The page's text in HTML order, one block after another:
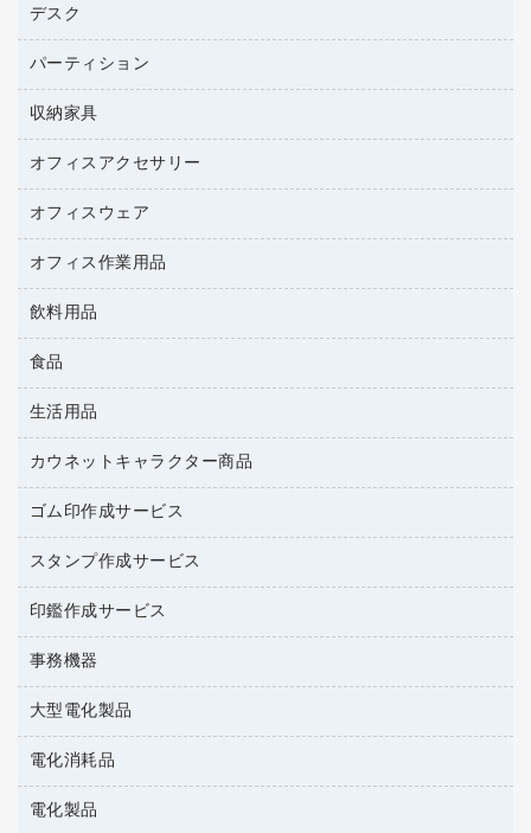
コピートナー
その他コピー用紙・プリンタ用紙
コピー用紙
ネットワーク／ＬＡＮ機器
ネットワーク／ＬＡＮアクセサリー
セキュリティ用品
ＵＳＢハブ／ＵＳＢアクセサリー
ＯＡフィルター
ＯＡクリーナー／エアダスター
ＬＡＮケーブル
ＨＤＤ／ＳＳＤ
ディスプレイモニター
ファクシミリ
デジタルカメラ
スキャナー
コピー機
ＣＤ－Ｒ
メディア収納用品
応接イス・ベンチ
オフィスチェア
デスク
ミーティングテーブル
デスク
カウンター
パーティション
ホワイトボード・黒板
収納家具
保管庫・書庫
ロッカー・下駄箱
その他収納
オフィスアクセサリー
オフィスアクセサリー
オフィスウェア
医療・介護・ワーキングウェア
ブラウス・シャツ
アウター
オフィス作業用品
養生用品
防災用品
防災用備蓄食品・飲料
台車・脚立
倉庫収納用品
作業用雑貨
梱包用品
梱包用テープ
園芸用品
ペット用品
飲料用品
緑茶飲料
茶葉・インスタント
紅茶・バラエティ飲料
レギュラーコーヒー
ミルク・シュガー
ソフトドリンク
コーヒーメーカー・備品
インスタントコーヒー
食品
食品
菓子
生活用品
浴室用品
台所用洗剤
掃除用品
掃除用洗剤
洗濯用品
消臭・芳香剤
殺虫剤
飲食用消耗品
カウネットキャラクター商品
カウネットキャラクター商品
ゴム印作成サービス
ゴム印作成サービス
ゴム印（一行印）作成サービス
ゴム印（フリーサイズ印）作成サービス
スタンプ作成サービス
シヤチハタスタンプ作成サービス
カウネットスタンプ作成サービス
印鑑作成サービス
印鑑作成サービス
事務機器
大型シュレッダー（共配）
レーザーポインター
ラミネートフィルム
ラミネータ
大型電化製品
冷蔵庫・キッチン・調理家電
テレビ・ＡＶ機器
電化消耗品
電球・蛍光灯
電化製品